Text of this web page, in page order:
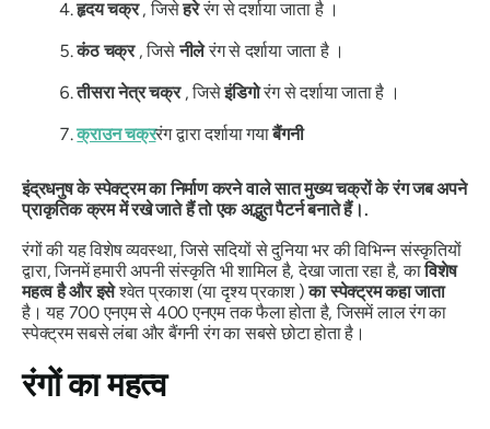
हृदय चक्र, जिसेहरेरंग से दर्शाया जाता है ।
कंठ चक्र, जिसेनीलेरंग से दर्शाया जाता है ।
तीसरा नेत्र चक्र, जिसेइंडिगोरंग से दर्शाया जाता है ।
क्राउन चक्ररंग द्वारा दर्शाया गयाबैंगनी
इंद्रधनुष के स्पेक्ट्रम का निर्माण करने वाले सात मुख्य चक्रों के रंग जब अपने
प्राकृतिक क्रम में रखे जाते हैं तो एक अद्भुत पैटर्न बनाते हैं।.
रंगों की यह विशेष व्यवस्था, जिसे सदियों से दुनिया भर की विभिन्न संस्कृतियों
द्वारा, जिनमें हमारी अपनी संस्कृति भी शामिल है, देखा जाता रहा है, काविशेष
महत्व है और इसेश्वेत प्रकाश (या दृश्य प्रकाश )का स्पेक्ट्रम कहा जाता
है।यह 700 एनएम से 400 एनएम तक फैला होता है, जिसमें लाल रंग का
स्पेक्ट्रम सबसे लंबा और बैंगनी रंग का सबसे छोटा होता है।
रंगों का महत्व